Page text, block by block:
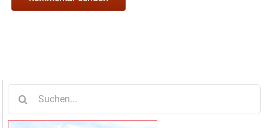
nach: